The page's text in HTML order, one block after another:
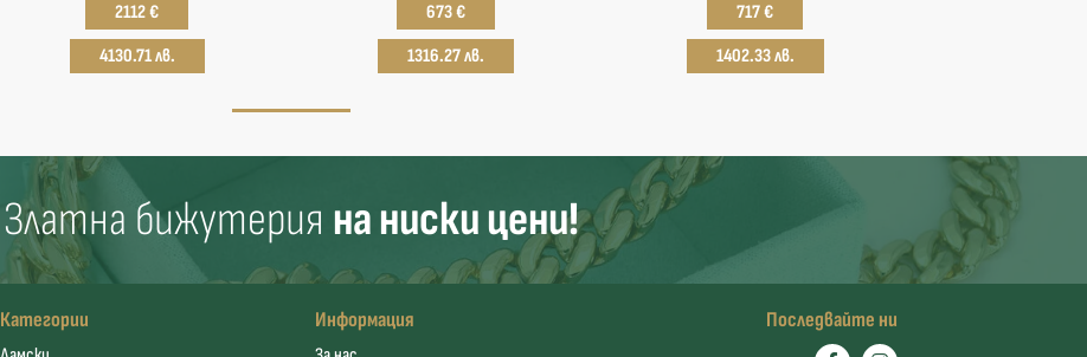
2112 €
4130.71 лв.
673 €
1316.27 лв.
717 €
1402.33 лв.
Златна бижутерия на ниски цени!
Категории Информация Последвайте ни